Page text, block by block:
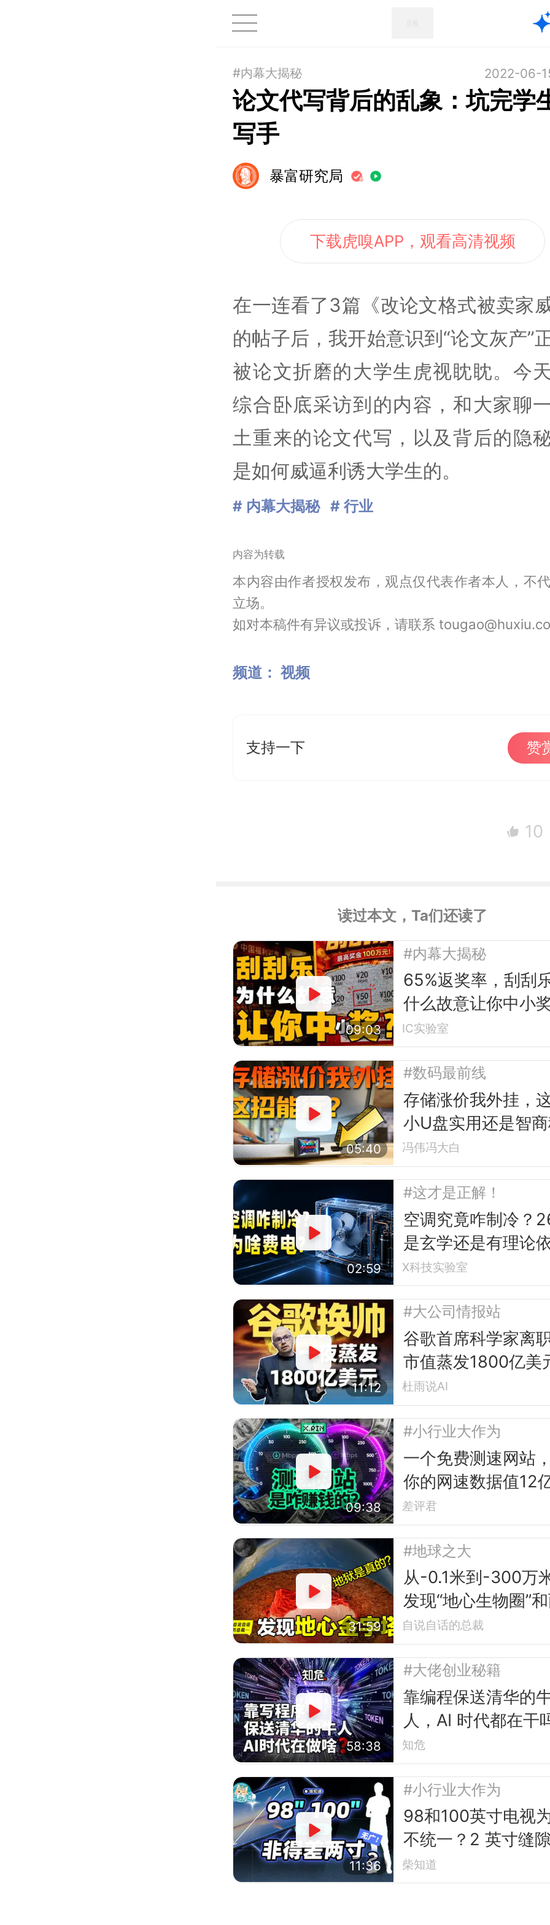
#内幕大揭秘 2022-06-
论文代写背后的乱象：坑完学
写手
暴富研究局
下载虎嗅APP，观看高清视频
在一连看了3篇《改论文格式被卖家威
的帖子后，我开始意识到“论文灰产”
被论文折磨的大学生虎视眈眈。今
综合卧底采访到的内容，和大家聊
土重来的论文代写，以及背后的隐
是如何威逼利诱大学生的。
# 内幕大揭秘 # 行业
内容为转载
本内容由作者授权发布，观点仅代表作者本人，不
立场。
如对本稿件有异议或投诉，请联系
频道： 视频
支持一下 赞
10
读过本文，Ta们还读了
09:03
#内幕大揭秘
65%返奖率，刮刮
什么故意让你中小
IC实验室
05:40
#数码最前线
存储涨价我外挂，
小U盘实用还是智商
冯伟冯大白
02:59
#这才是正解！
空调究竟咋制冷？
是玄学还是有理论
据？
X科技实验室
11:12
#大公司情报站
谷歌首席科学家离
市值蒸发1800亿美
杜雨说AI
09:38
#小行业大作为
一个免费测速网站
你的网速数据值12
元？
差评君
31:59
#地球之大
从-0.1米到-300万
发现“地心生物圈”
座“地心金字塔”
自说自话的总裁
58:38
#大佬创业秘籍
靠编程保送清华的
人，AI 时代都在干
知危
11:36
#小行业大作为
98和100英寸电视
不统一？2 英寸缝
的行业故事
柴知道